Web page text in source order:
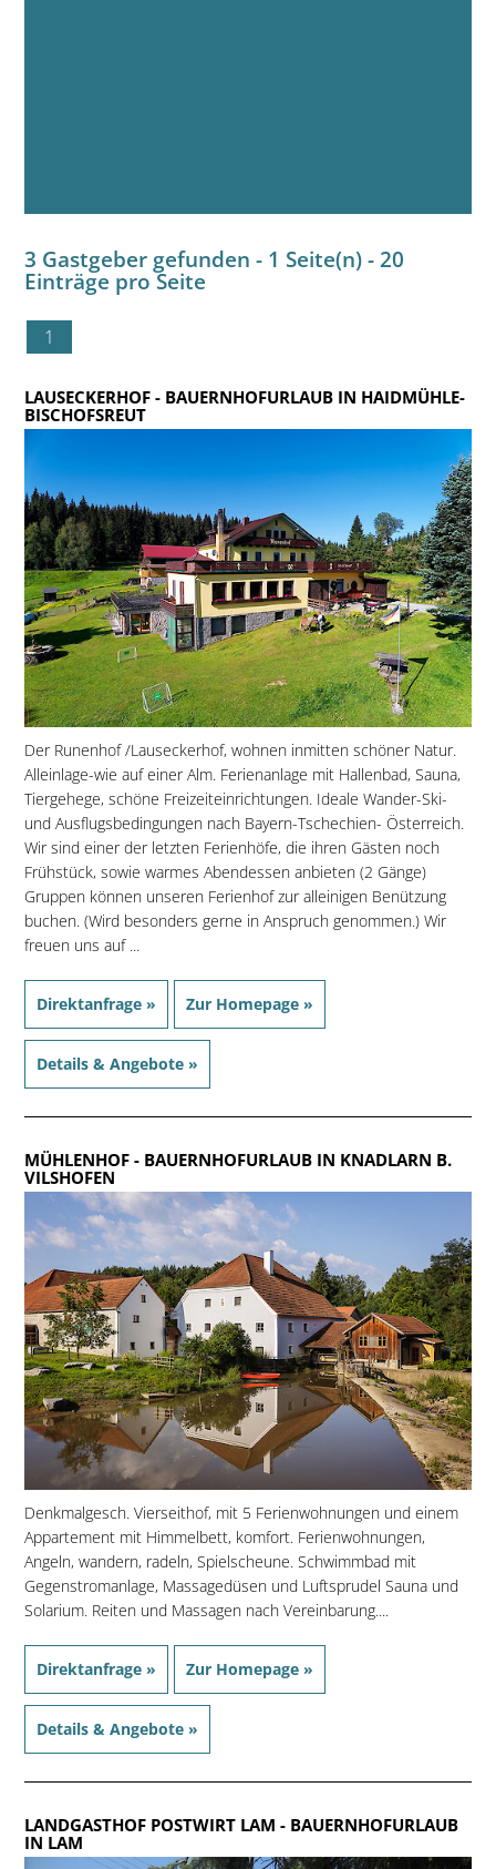
3 Gastgeber gefunden - 1 Seite(n) - 20
Einträge pro Seite
1
LAUSECKERHOF- BAUERNHOFURLAUB IN HAIDMÜHLE-
BISCHOFSREUT
Der Runenhof /Lauseckerhof, wohnen inmitten schöner Natur.
Alleinlage-wie auf einer Alm. Ferienanlage mit Hallenbad, Sauna,
Tiergehege, schöne Freizeiteinrichtungen. Ideale Wander-Ski-
und Ausflugsbedingungen nach Bayern-Tschechien- Österreich.
Wir sind einer der letzten Ferienhöfe, die ihren Gästen noch
Frühstück, sowie warmes Abendessen anbieten (2 Gänge)
Gruppen können unseren Ferienhof zur alleinigen Benützung
buchen. (Wird besonders gerne in Anspruch genommen.) Wir
freuen uns auf ...
Direktanfrage » Zur Homepage »
Details & Angebote »
MÜHLENHOF- BAUERNHOFURLAUB IN KNADLARN B.
VILSHOFEN
Denkmalgesch. Vierseithof, mit 5 Ferienwohnungen und einem
Appartement mit Himmelbett, komfort. Ferienwohnungen,
Angeln, wandern, radeln, Spielscheune. Schwimmbad mit
Gegenstromanlage, Massagedüsen und Luftsprudel Sauna und
Solarium. Reiten und Massagen nach Vereinbarung....
Direktanfrage » Zur Homepage »
Details & Angebote »
LANDGASTHOF POSTWIRT LAM - BAUERNHOFURLAUB
IN LAM